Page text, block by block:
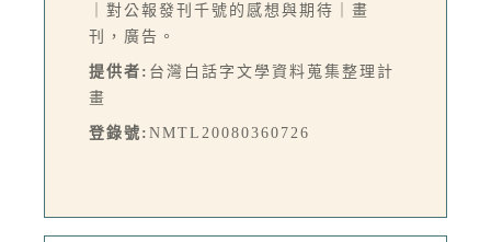
｜對公報發刊千號的感想與期待｜畫
刊，廣告。
提供者: 台灣白話字文學資料蒐集整理計
畫
登錄號: NMTL20080360726